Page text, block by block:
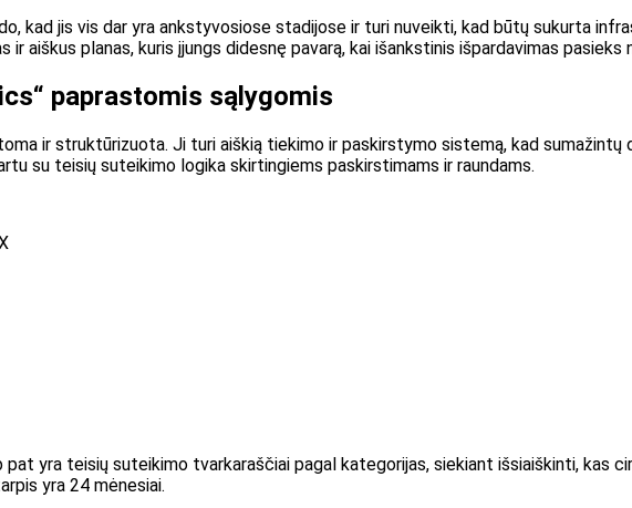
kad jis vis dar yra ankstyvosiose stadijose ir turi nuveikti, kad būtų sukurta
aiškus planas, kuris įjungs didesnę pavarą, kai išankstinis išpardavimas pasieks
paprastomis sąlygomis
ir struktūrizuota. Ji turi aiškią tiekimo ir paskirstymo sistemą, kad sumažintų
su teisių suteikimo logika skirtingiems paskirstimams ir raundams.
yra teisių suteikimo tvarkaraščiai pagal kategorijas, siekiant išsiaiškinti, kas
yra 24 mėnesiai.